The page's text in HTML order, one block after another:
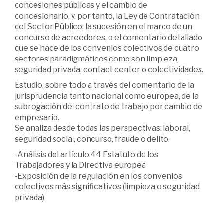
concesiones públicas y el cambio de
concesionario, y, por tanto, la Ley de Contratación
del Sector Público; la sucesión en el marco de un
concurso de acreedores, o el comentario detallado
que se hace de los convenios colectivos de cuatro
sectores paradigmáticos como son limpieza,
seguridad privada, contact center o colectividades.
Estudio, sobre todo a través del comentario de la
jurisprudencia tanto nacional como europea, de la
subrogación del contrato de trabajo por cambio de
empresario.
Se analiza desde todas las perspectivas: laboral,
seguridad social, concurso, fraude o delito.
-Análisis del artículo 44 Estatuto de los
Trabajadores y la Directiva europea
-Exposición de la regulación en los convenios
colectivos más significativos (limpieza o seguridad
privada)